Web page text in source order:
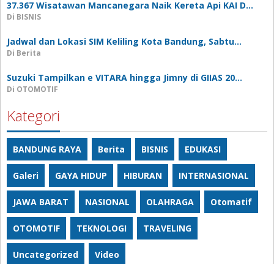
37.367 Wisatawan Mancanegara Naik Kereta Api KAI D…
Di BISNIS
Jadwal dan Lokasi SIM Keliling Kota Bandung, Sabtu…
Di Berita
Suzuki Tampilkan e VITARA hingga Jimny di GIIAS 20…
Di OTOMOTIF
Kategori
BANDUNG RAYA Berita BISNIS EDUKASI
Galeri GAYA HIDUP HIBURAN INTERNASIONAL
JAWA BARAT NASIONAL OLAHRAGA Otomatif
OTOMOTIF TEKNOLOGI TRAVELING
Uncategorized Video